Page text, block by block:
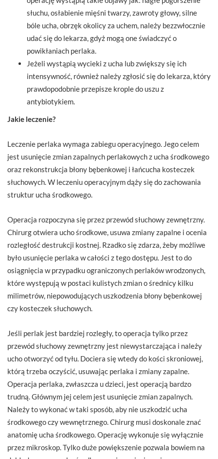
słuchu, osłabienie mięśni twarzy, zawroty głowy, silne
bóle ucha, obrzęk okolicy za uchem, należy bezzwłocznie
udać się do lekarza, gdyż mogą one świadczyć o
powikłaniach perlaka.
Jeżeli wystąpią wycieki z ucha lub zwiększy się ich
intensywność, również należy zgłosić się do lekarza, który
prawdopodobnie przepisze krople do uszu z
antybiotykiem.
Jakie leczenie?
Leczenie perlaka wymaga zabiegu operacyjnego. Jego celem
jest usunięcie zmian zapalnych perlakowych z ucha środkowego
oraz rekonstrukcja błony bębenkowej i łańcucha kosteczek
słuchowych. W leczeniu operacyjnym dąży się do zachowania
struktur ucha środkowego.
Operacja rozpoczyna się przez przewód słuchowy zewnętrzny.
Chirurg otwiera ucho środkowe, usuwa zmiany zapalne i ocenia
rozległość destrukcji kostnej. Rzadko się zdarza, żeby możliwe
było usunięcie perlaka w całości z tego dostępu. Jest to do
osiągnięcia w przypadku ograniczonych perlaków wrodzonych,
które występują w postaci kulistych zmian o średnicy kilku
milimetrów, niepowodujących uszkodzenia błony bębenkowej
czy kosteczek słuchowych.
Jeśli perlak jest bardziej rozległy, to operacja tylko przez
przewód słuchowy zewnętrzny jest niewystarczająca i należy
ucho otworzyć od tyłu. Dociera się wtedy do kości skroniowej,
którą trzeba oczyścić, usuwając perlaka i zmiany zapalne.
Operacja perlaka, zwłaszcza u dzieci, jest operacją bardzo
trudną. Głównym jej celem jest usunięcie zmian zapalnych.
Należy to wykonać w taki sposób, aby nie uszkodzić ucha
środkowego czy wewnętrznego. Chirurg musi doskonale znać
anatomię ucha środkowego. Operację wykonuje się wyłącznie
przez mikroskop. Tylko duże powiększenie pozwala bowiem na